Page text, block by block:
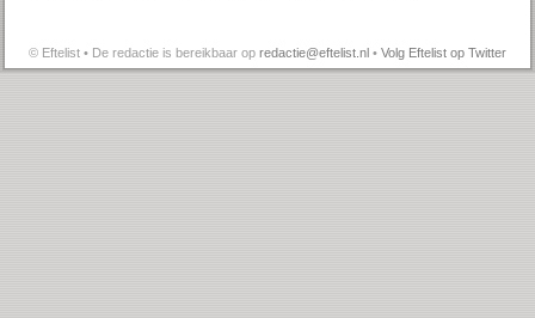
© Eftelist • De redactie is bereikbaar op redactie@eftelist.nl • Volg Eftelist op Twitter